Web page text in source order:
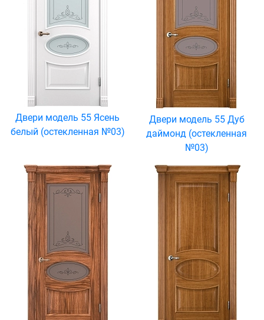
Двери модель 55 Ясень
белый (остекленная №03)
Двери модель 55 Дуб
даймонд (остекленная
№03)